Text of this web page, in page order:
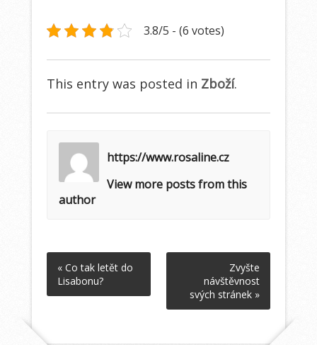
3.8/5 - (6 votes)
This entry was posted in Zboží.
https://www.rosaline.cz
View more posts from this
author
« Co tak letět do
Lisabonu?
Zvyšte
návštěvnost
svých stránek »